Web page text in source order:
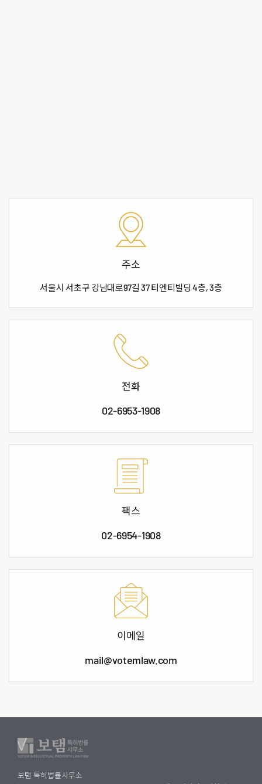
주소
서울시 서초구 강남대로97길 37티엔티빌딩 4층, 3층
전화
02-6953-1908
팩스
02-6954-1908
이메일
mail@votemlaw.com
보탬 특허법률사무소